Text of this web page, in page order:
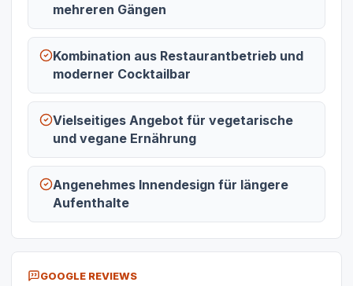
mehreren Gängen
Kombination aus Restaurantbetrieb und
moderner Cocktailbar
Vielseitiges Angebot für vegetarische
und vegane Ernährung
Angenehmes Innendesign für längere
Aufenthalte
GOOGLE REVIEWS